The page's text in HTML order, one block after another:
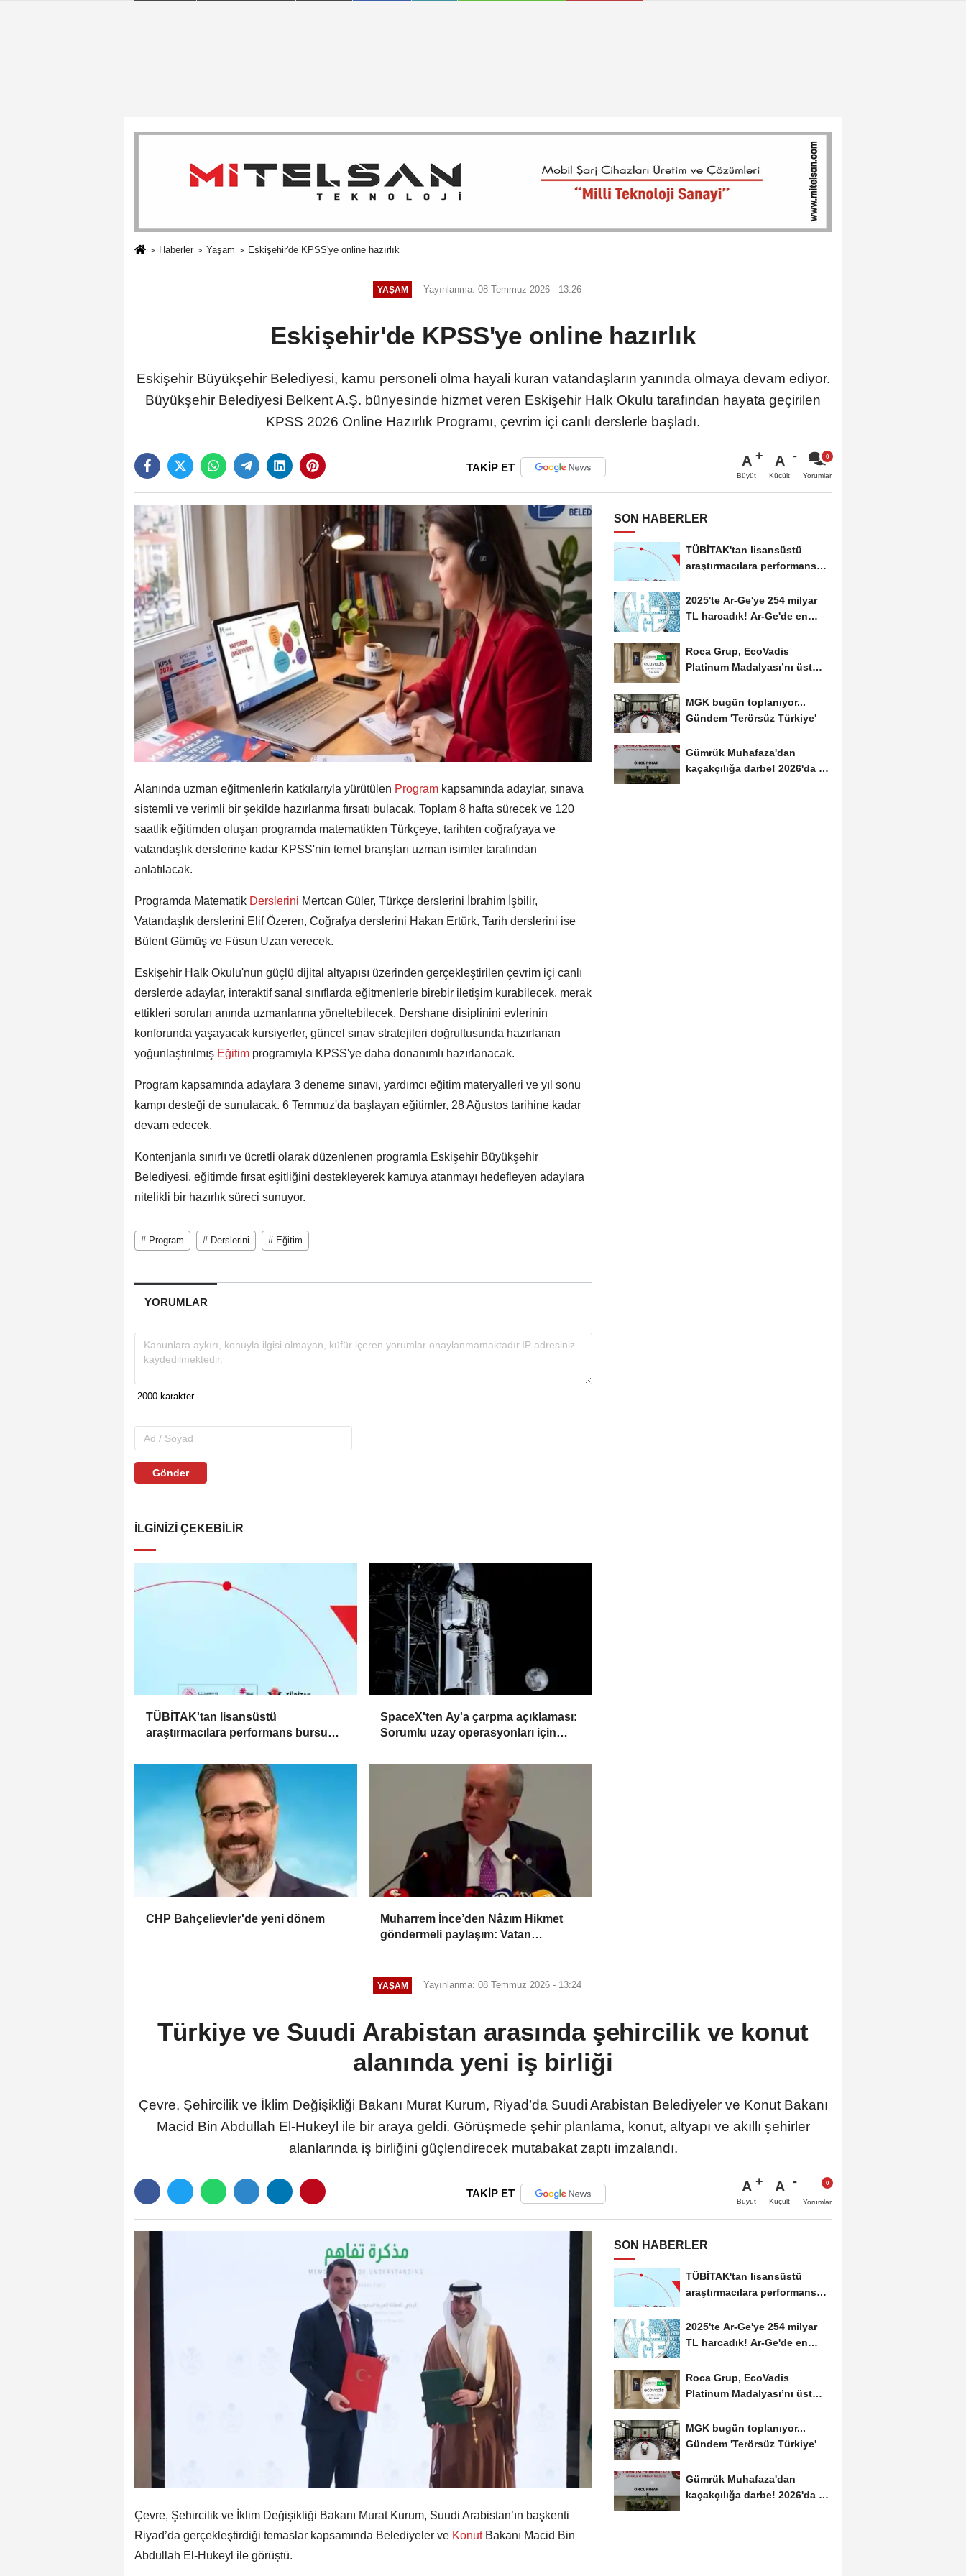
Haberler Yaşam Eskişehir'de KPSS'ye online hazırlık
YAŞAM Yayınlanma: 08 Temmuz 2026 - 13:26
Eskişehir'de KPSS'ye online hazırlık
Eskişehir Büyükşehir Belediyesi, kamu personeli olma hayali kuran vatandaşların yanında olmaya devam ediyor.
Büyükşehir Belediyesi Belkent A.Ş. bünyesinde hizmet veren Eskişehir Halk Okulu tarafından hayata geçirilen
KPSS 2026 Online Hazırlık Programı, çevrim içi canlı derslerle başladı.
TAKİP ET A
Büyüt
A
Küçült Yorumlar
Alanında uzman eğitmenlerin katkılarıyla yürütülen Program kapsamında adaylar, sınava
sistemli ve verimli bir şekilde hazırlanma fırsatı bulacak. Toplam 8 hafta sürecek ve 120
saatlik eğitimden oluşan programda matematikten Türkçeye, tarihten coğrafyaya ve
vatandaşlık derslerine kadar KPSS'nin temel branşları uzman isimler tarafından
anlatılacak.
Programda Matematik Derslerini Mertcan Güler, Türkçe derslerini İbrahim İşbilir,
Vatandaşlık derslerini Elif Özeren, Coğrafya derslerini Hakan Ertürk, Tarih derslerini ise
Bülent Gümüş ve Füsun Uzan verecek.
Eskişehir Halk Okulu'nun güçlü dijital altyapısı üzerinden gerçekleştirilen çevrim içi canlı
derslerde adaylar, interaktif sanal sınıflarda eğitmenlerle birebir iletişim kurabilecek, merak
ettikleri soruları anında uzmanlarına yöneltebilecek. Dershane disiplinini evlerinin
konforunda yaşayacak kursiyerler, güncel sınav stratejileri doğrultusunda hazırlanan
yoğunlaştırılmış Eğitim programıyla KPSS'ye daha donanımlı hazırlanacak.
Program kapsamında adaylara 3 deneme sınavı, yardımcı eğitim materyalleri ve yıl sonu
kampı desteği de sunulacak. 6 Temmuz'da başlayan eğitimler, 28 Ağustos tarihine kadar
devam edecek.
Kontenjanla sınırlı ve ücretli olarak düzenlenen programla Eskişehir Büyükşehir
Belediyesi, eğitimde fırsat eşitliğini destekleyerek kamuya atanmayı hedefleyen adaylara
nitelikli bir hazırlık süreci sunuyor.
# Program # Derslerini # Eğitim
YORUMLAR
Gönder
İLGINIZI ÇEKEBILIR
TÜBİTAK'tan lisansüstü
araştırmacılara performans bursu
SpaceX'ten Ay'a çarpma açıklaması:
Sorumlu uzay operasyonları için
CHP Bahçelievler'de yeni dönem
Muharrem İnce’den Nâzım Hikmet
göndermeli paylaşım: Vatan
SON HABERLER
TÜBİTAK'tan lisansüstü
araştırmacılara performans
2025'te Ar-Ge'ye 254 milyar
TL harcadık! Ar-Ge'de en
Roca Grup, EcoVadis
Platinum Madalyası’nı üst
MGK bugün toplanıyor...
Gündem 'Terörsüz Türkiye'
Gümrük Muhafaza'dan
kaçakçılığa darbe! 2026'da 58
YAŞAM Yayınlanma: 08 Temmuz 2026 - 13:24
Türkiye ve Suudi Arabistan arasında şehircilik ve konut
alanında yeni iş birliği
Çevre, Şehircilik ve İklim Değişikliği Bakanı Murat Kurum, Riyad’da Suudi Arabistan Belediyeler ve Konut Bakanı
Macid Bin Abdullah El-Hukeyl ile bir araya geldi. Görüşmede şehir planlama, konut, altyapı ve akıllı şehirler
alanlarında iş birliğini güçlendirecek mutabakat zaptı imzalandı.
TAKİP ET A
Büyüt
A
Küçült Yorumlar
Çevre, Şehircilik ve İklim Değişikliği Bakanı Murat Kurum, Suudi Arabistan’ın başkenti
Riyad’da gerçekleştirdiği temaslar kapsamında Belediyeler ve Konut Bakanı Macid Bin
Abdullah El-Hukeyl ile görüştü.
SON HABERLER
TÜBİTAK'tan lisansüstü
araştırmacılara performans
2025'te Ar-Ge'ye 254 milyar
TL harcadık! Ar-Ge'de en
Roca Grup, EcoVadis
Platinum Madalyası’nı üst
MGK bugün toplanıyor...
Gündem 'Terörsüz Türkiye'
Gümrük Muhafaza'dan
kaçakçılığa darbe! 2026'da 58